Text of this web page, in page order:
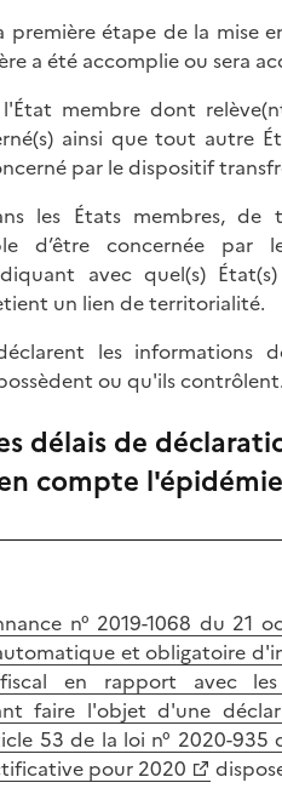
première étape de la mise
a été accomplie ou sera
membre dont
ainsi que tout autre
par le dispositif
les États membres, de
d’être concernée par
avec quel(s) État(s)
un lien de territorialité.
les informations
ou qu'ils
délais de
compte l'épidémie
n° 2019-1068 du 21
et obligatoire
en rapport avec les
faire l'objet d'une
53 de la loi n° 2020-935
pour 2020